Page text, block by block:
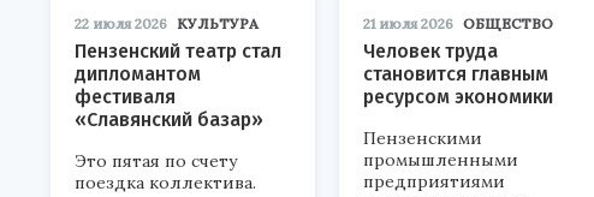
22 июля 2026 КУЛЬТУРА
Пензенский театр стал
дипломантом
фестиваля
«Славянский базар»
Это пятая по счету
поездка коллектива.
21 июля 2026 ОБЩЕСТВО
Человек труда
становится главным
ресурсом экономики
Пензенскими
промышленными
предприятиями